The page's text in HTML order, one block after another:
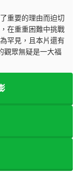
重要的理由而迫切
在重重困難中挑戰
罕見，且本片還有
觀眾無疑是一大福